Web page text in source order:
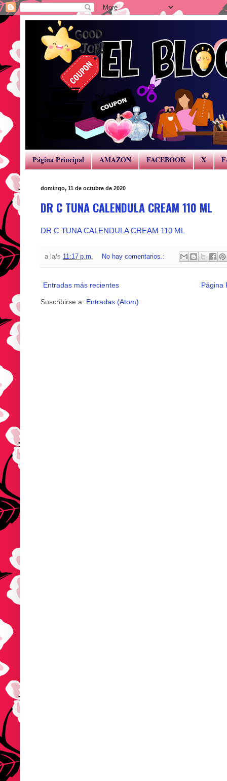
Página Principal AMAZON FACEBOOK X
domingo, 11 de octubre de 2020
DR C TUNA CALENDULA CREAM 110 ML
DR C TUNA CALENDULA CREAM 110 ML
a la/s 11:17 p.m. No hay comentarios.:
Entradas más recientes Página
Suscribirse a: Entradas (Atom)